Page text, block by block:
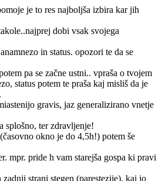
je to res najboljša izbira kar jih
dobi vsak svojega
in status. opozori te da se
pa se začne ustni.. vpraša o tvojem
status potem te praša kaj misliš da je
gravis, jaz generalizirano vnetje
splošno, ter zdravljenje!
okno je do 4,5h!) potem še
mpr. pride h vam starejša gospa ki pravi
strani stegen (parestezije), kaj jo